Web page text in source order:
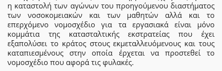
η καταστολή των αγώνων του προηγούμενου διαστήματος
των νοσοκομειακών και των μαθητών αλλά και το
επερχόμενο νομοσχέδιο για τα εργασιακά είναι μόνο
κομμάτια της κατασταλτικής εκστρατείας που έχει
εξαπολύσει το κράτος στους εκμεταλλευόμενους και τους
καταπιεσμένους στην οποία έρχεται να προστεθεί το
νομοσχέδιο που αφορά τις φυλακές.